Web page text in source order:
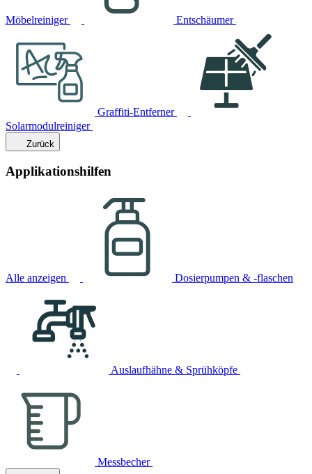
Möbelreiniger Entschäumer
Graffiti-Entferner
Solarmodulreiniger
Zurück
Applikationshilfen
Alle anzeigen Dosierpumpen & -flaschen
Auslaufhähne & Sprühköpfe
Messbecher